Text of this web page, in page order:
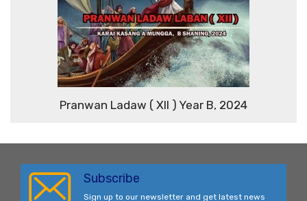
Pranwan Ladaw ( XII ) Year B, 2024
Subscribe
Sign up to our newsletter and get latest news